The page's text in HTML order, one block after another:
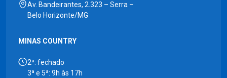
Av. Bandeirantes, 2.323 – Serra –
Belo Horizonte/MG
MINAS COUNTRY
2ª: fechado
3ª e 5ª: 9h às 17h